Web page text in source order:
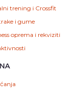
trening i Crossfit
i gume
oprema i rekviziti